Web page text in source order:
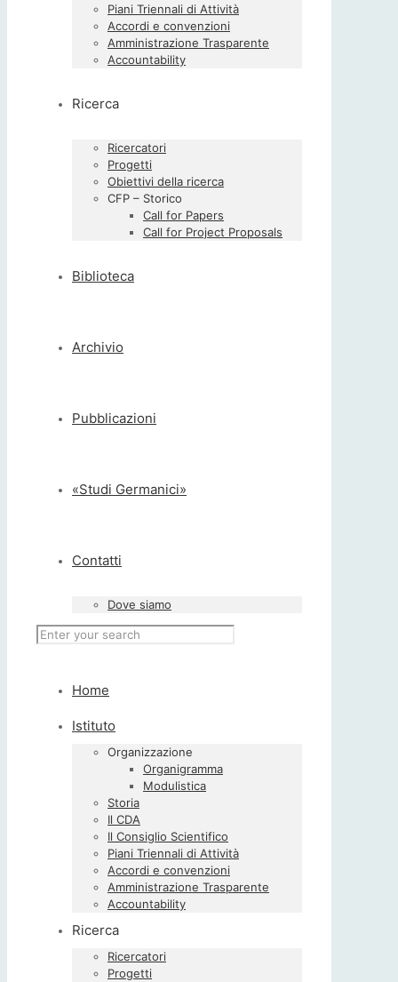
Piani Triennali di Attività
Accordi e convenzioni
Amministrazione Trasparente
Accountability
Ricerca
Ricercatori
Progetti
Obiettivi della ricerca
CFP – Storico
Call for Papers
Call for Project Proposals
Biblioteca
Archivio
Pubblicazioni
«Studi Germanici»
Contatti
Dove siamo
Home
Istituto
Organizzazione
Organigramma
Modulistica
Storia
Il CDA
Il Consiglio Scientifico
Piani Triennali di Attività
Accordi e convenzioni
Amministrazione Trasparente
Accountability
Ricerca
Ricercatori
Progetti